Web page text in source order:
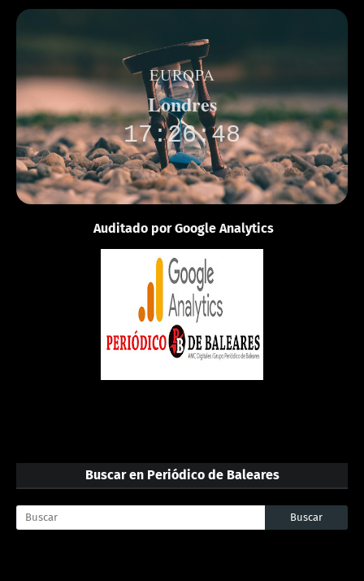
EUROPA
Londres
17:26:48
Auditado por Google Analytics
Buscar en Periódico de Baleares